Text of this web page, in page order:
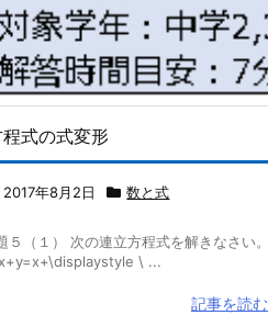
程式の式変形
2017年8月2日 数と式
５（１） 次の連立方程式を解きなさい。
\ ...
記事を読む